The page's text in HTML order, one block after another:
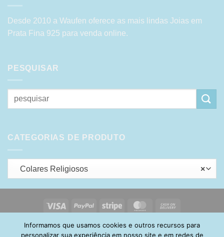
Desde 2010 a Waufen oferece as mais lindas Joias em
Prata Fina 925 para venda online.
PESQUISAR
Pesquisar
por:
CATEGORIAS DE PRODUTO
×
Colares Religiosos
Visa PayPal Stripe MasterCard
Delivery
HOME SOBRE POLÍTICA DE PRIVACIDADE
ENTREGA
TROCA E DEVOLUÇÃO
GARANTIA FAQ
CARRINHO
Informamos que usamos cookies e outros recursos para
personalizar sua experiência em nosso site e em redes de